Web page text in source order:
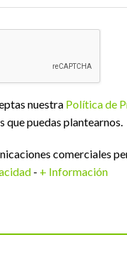
nuestra Política de
que puedas plantearnos.
comerciales
- + Información